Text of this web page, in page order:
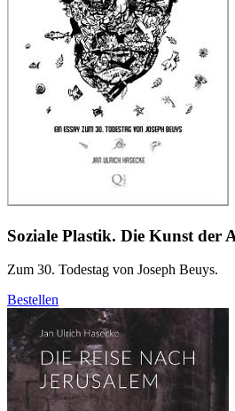
Soziale Plastik. Die Kunst der
Zum 30. Todestag von Joseph Beuys.
Bestellen